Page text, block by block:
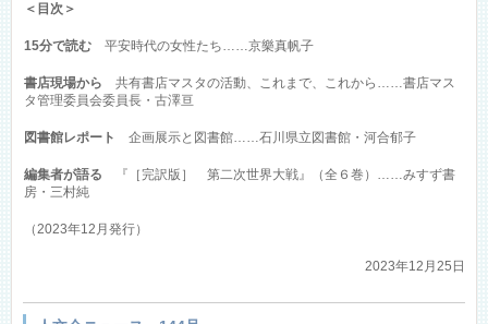
＜目次＞
15分で読む 平安時代の女性たち……京樂真帆子
書店現場から 共有書店マスタの活動、これまで、これから……書店マス
タ管理委員会委員長・古澤亘
図書館レポート 企画展示と図書館……石川県立図書館・河合郁子
編集者が語る 『［完訳版］ 第二次世界大戦』（全６巻）……みすず書
房・三村純
（2023年12月発行）
2023年12月25日